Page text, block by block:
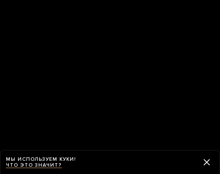
МЫ ИСПОЛЬЗУЕМ КУКИ!
ЧТО ЭТО ЗНАЧИТ?